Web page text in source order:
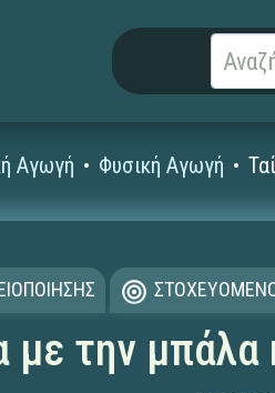
Αγωγή Φυσική Αγωγή
με την